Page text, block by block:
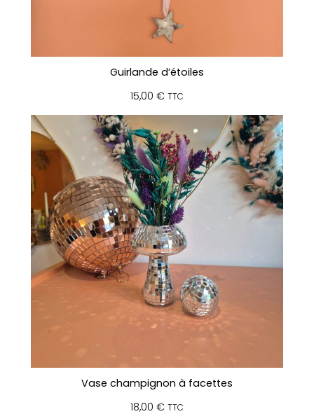
Guirlande d’étoiles
15,00 € TTC
Vase champignon à facettes
18,00 € TTC